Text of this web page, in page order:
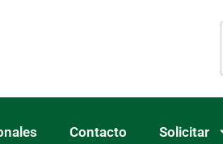
Contacto Solicitar